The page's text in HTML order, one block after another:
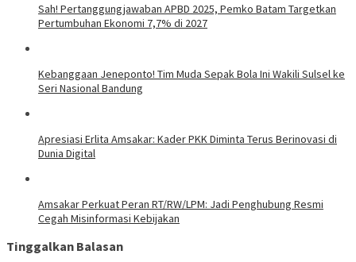
Sah! Pertanggungjawaban APBD 2025, Pemko Batam Targetkan
Pertumbuhan Ekonomi 7,7% di 2027
Kebanggaan Jeneponto! Tim Muda Sepak Bola Ini Wakili Sulsel ke
Seri Nasional Bandung
Apresiasi Erlita Amsakar: Kader PKK Diminta Terus Berinovasi di
Dunia Digital
Amsakar Perkuat Peran RT/RW/LPM: Jadi Penghubung Resmi
Cegah Misinformasi Kebijakan
Tinggalkan Balasan